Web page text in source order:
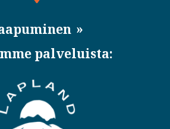
palveluista: